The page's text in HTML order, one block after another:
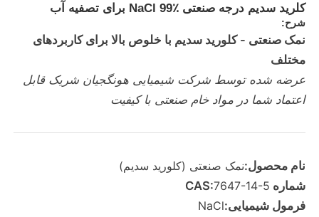
کلرید سدیم درجه صنعتی NaCl 99٪ برای تصفیه آب
شرح:
نمک صنعتی - کلورید سدیم با خلوص بالا برای کاربردهای
مختلف
عرضه شده توسط شرکت شیمیایی هونگجيان شریک قابل
اعتماد شما در مواد خام صنعتی با کیفیت
نام محصول:نمک صنعتی (کلورید سدیم)
شماره CAS: 7647-14-5
فرمول شیمیایی:NaCl